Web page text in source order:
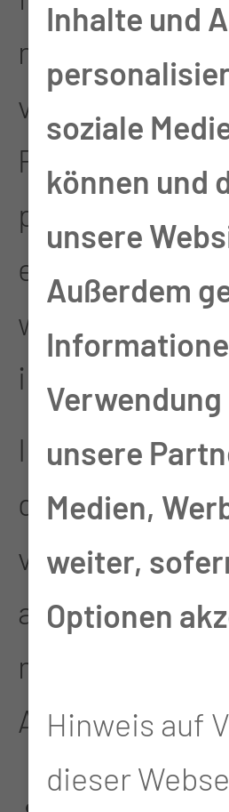
mitreißenden
viel Humor,
praxisnahen
er den
wertvolle
ihren
Im Anschluss
die Gäste auf
verschiedene
auf, die
methodisch für
Abwechslung
Inhalte und
soziale
können und
unsere
Außerdem
unsere
Medien,
weiter,
Optionen
Hinweis auf
dieser